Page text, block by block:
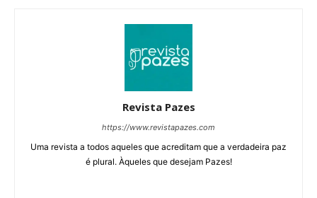
Revista Pazes
https://www.revistapazes.com
Uma revista a todos aqueles que acreditam que a verdadeira paz
é plural. Àqueles que desejam Pazes!